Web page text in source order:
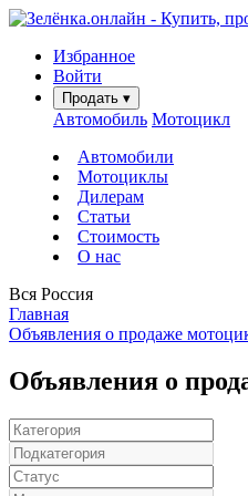
Избранное
Войти
Продать ▾
Автомобиль Мотоцикл
Автомобили
Мотоциклы
Дилерам
Статьи
Стоимость
О нас
Вся Россия
Главная
Объявления о продаже
Объявления о